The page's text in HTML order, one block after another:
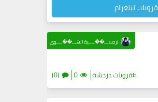
قروبات تيلغرام
#قروبات دردشة 0
(0)
نرجســـ��ــــية الهـــ��ــــوى